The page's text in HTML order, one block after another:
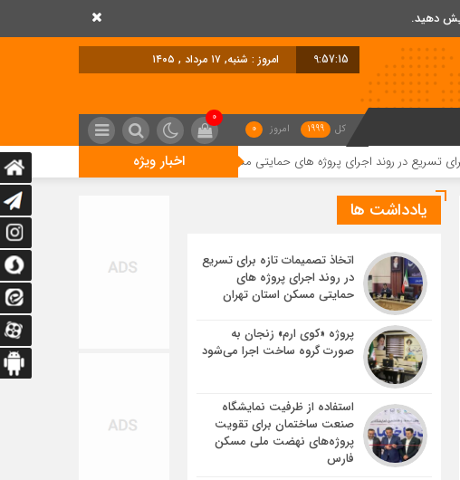
دهید.
9:57:16 امروز : شنبه, ۱۷ مرداد , ۱۴۰۵
کل 1999 امروز 0
0
اخبار ویژه اجرای پروژه های حمایتی مسکن استان تهران پروژه «کوی ارم» زنجان به صورت گروه
یادداشت ها
اتخاذ تصمیمات تازه برای تسریع
در روند اجرای پروژه های
حمایتی مسکن استان تهران
پروژه «کوی ارم» زنجان به
صورت گروه ساخت اجرا می‌شود
استفاده از ظرفیت نمایشگاه
صنعت ساختمان برای تقویت
پروژه‌های نهضت ملی مسکن
فارس